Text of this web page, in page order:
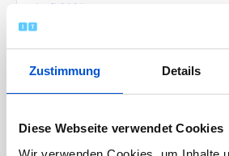
Zustimmung Details
Diese Webseite verwendet Cookies
April 2021
März 2021
November 2020